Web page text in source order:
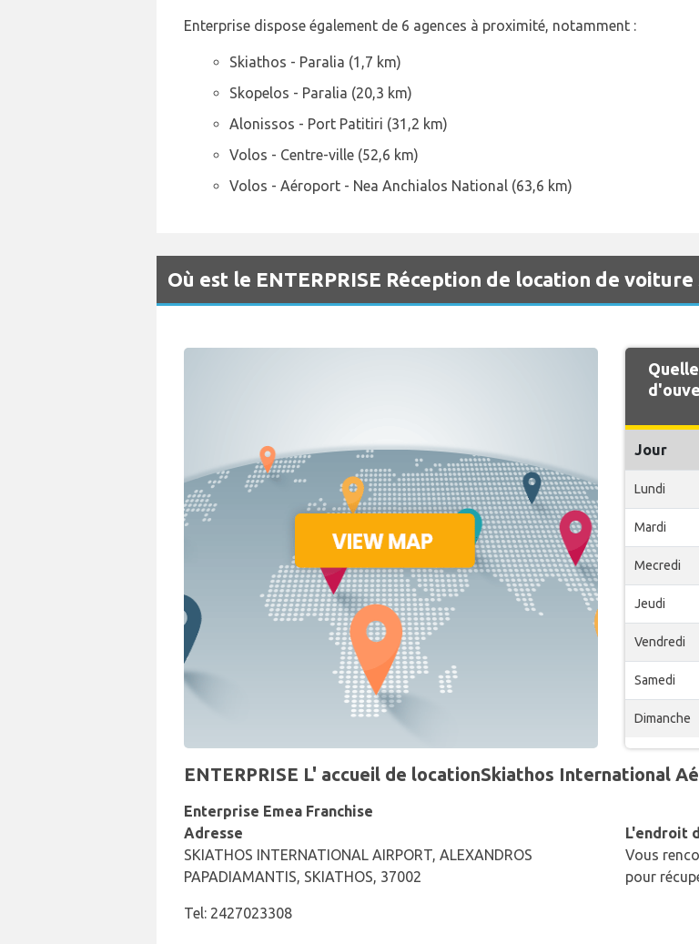
Enterprise dispose également de 6 agences à proximité, notamment :
Skiathos - Paralia (1,7 km)
Skopelos - Paralia (20,3 km)
Alonissos - Port Patitiri (31,2 km)
Volos - Centre-ville (52,6 km)
Volos - Aéroport - Nea Anchialos National (63,6 km)
Où est le ENTERPRISE Réception de location de
Jour
Lundi
Mardi
Mecredi
Jeudi
Vendredi
Samedi
Dimanche
ENTERPRISE L' accueil de locationSkiathos International
Enterprise Emea Franchise
Adresse
SKIATHOS INTERNATIONAL AIRPORT, ALEXANDROS
PAPADIAMANTIS, SKIATHOS, 37002
Tel: 2427023308
L'endroit
Vous
pour